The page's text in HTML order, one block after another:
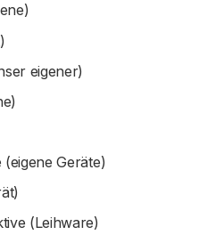
eigener)
Geräte)
(Leihware)